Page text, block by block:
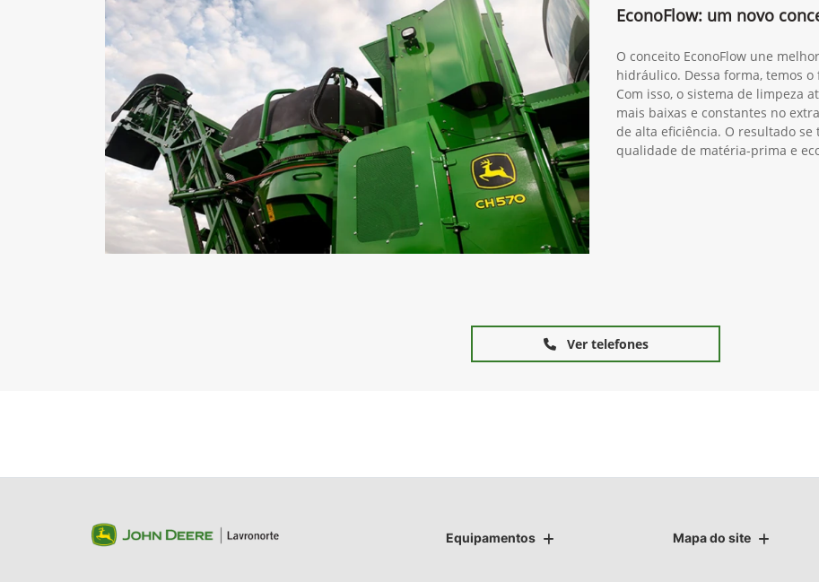
EconoFlow: um novo
O conceito EconoFlow une
hidráulico. Dessa forma, temos
Com isso, o sistema de limpeza
mais baixas e constantes no
de alta eficiência. O resultado
qualidade de matéria-prima e
Ver telefones
Equipamentos Mapa do site